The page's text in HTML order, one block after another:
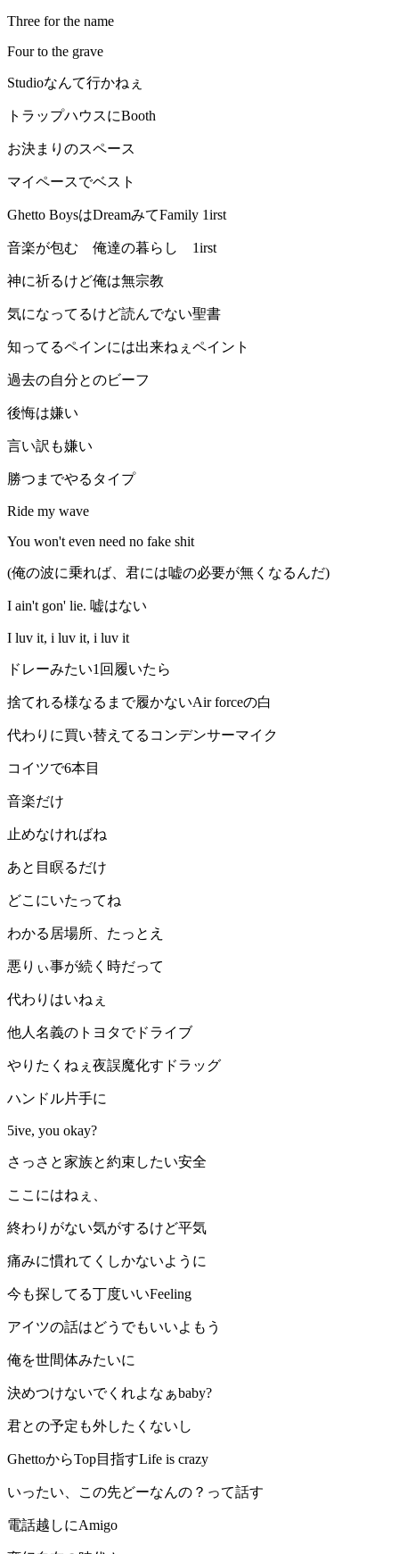
Three for the name
Four to the grave
Studioなんて行かねぇ
トラップハウスにBooth
お決まりのスペース
マイペースでベスト
Ghetto BoysはDreamみてFamily 1irst
音楽が包む 俺達の暮らし 1irst
神に祈るけど俺は無宗教
気になってるけど読んでない聖書
知ってるペインには出来ねぇペイント
過去の自分とのビーフ
後悔は嫌い
言い訳も嫌い
勝つまでやるタイプ
Ride my wave
You won't even need no fake shit
(俺の波に乗れば、君には嘘の必要が無くなるんだ)
I ain't gon' lie. 嘘はない
I luv it, i luv it, i luv it
ドレーみたい1回履いたら
捨てれる様なるまで履かないAir forceの白
代わりに買い替えてるコンデンサーマイク
コイツで6本目
音楽だけ
止めなければね
あと目瞑るだけ
どこにいたってね
わかる居場所、たっとえ
悪りぃ事が続く時だって
代わりはいねぇ
他人名義のトヨタでドライブ
やりたくねぇ夜誤魔化すドラッグ
ハンドル片手に
5ive, you okay?
さっさと家族と約束したい安全
ここにはねぇ、
終わりがない気がするけど平気
痛みに慣れてくしかないように
今も探してる丁度いいFeeling
アイツの話はどうでもいいよもう
俺を世間体みたいに
決めつけないでくれよなぁbaby?
君との予定も外したくないし
GhettoからTop目指すLife is crazy
いったい、この先どーなんの？って話す
電話越しにAmigo